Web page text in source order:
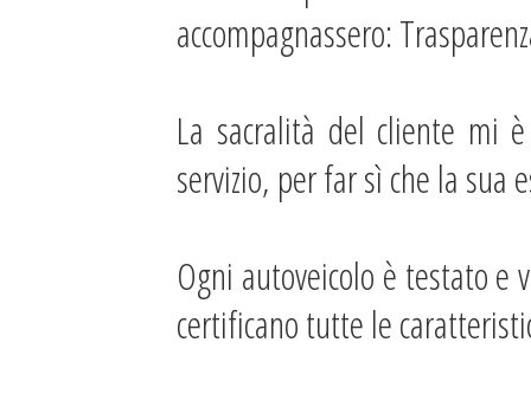
accompagnassero:
La sacralità del cliente mi
servizio, per far sì che la sua
Ogni autoveicolo è testato
certificano tutte le